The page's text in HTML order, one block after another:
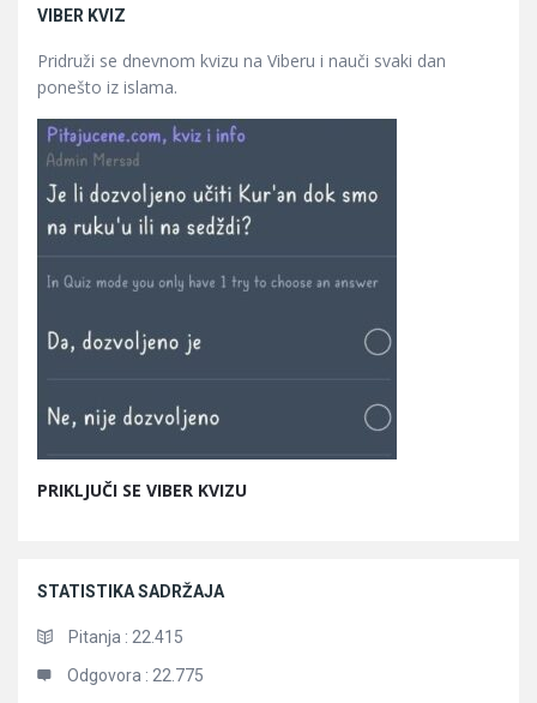
VIBER KVIZ
Pridruži se dnevnom kvizu na Viberu i nauči svaki dan
ponešto iz islama.
PRIKLJUČI SE VIBER KVIZU
STATISTIKA SADRŽAJA
Pitanja : 22.415
Odgovora : 22.775